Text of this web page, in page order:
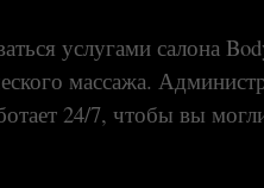
услугами салона
массажа.
24/7, чтобы вы